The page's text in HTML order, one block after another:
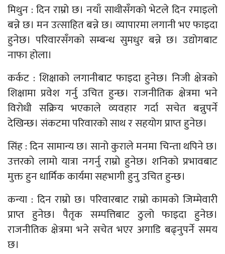
मिथुन : दिन राम्रो छ। नयाँ साथीसँगको भेटले दिन रमाइलो
बन्ने छ। मन उत्साहित बन्ने छ। व्यापारमा लगानी भए फाइदा
हुनेछ। परिवारसँगको सम्बन्ध सुमधुर बन्ने छ। उद्योगबाट
नाफा होला।
कर्कट : शिक्षाको लगानीबाट फाइदा हुनेछ। निजी क्षेत्रको
शिक्षामा प्रवेश गर्नु उचित हुन्छ। राजनीतिक क्षेत्रमा भने
विरोधी सक्रिय भएकाले व्यवहार गर्दा सचेत बन्नुपर्ने
देखिन्छ। संकटमा परिवारको साथ र सहयोग प्राप्त हुनेछ।
सिंह : दिन सामान्य छ। सानो कुराले मनमा चिन्ता थपिने छ।
उत्तरको लामो यात्रा नगर्नु राम्रो हुनेछ। शनिको प्रभावबाट
मुक्त हुन धार्मिक कार्यमा सहभागी हुनु उचित हुन्छ।
कन्या : दिन राम्रो छ। परिवारबाट राम्रो कामको जिम्मेवारी
प्राप्त हुनेछ। पैतृक सम्पत्तिबाट ठुलो फाइदा हुनेछ।
राजनीतिक क्षेत्रमा भने सचेत भएर अगाडि बढ्नुपर्ने समय
छ।